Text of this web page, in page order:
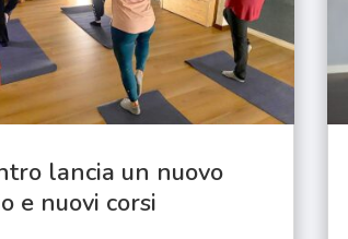
lancia un nuovo
e nuovi corsi